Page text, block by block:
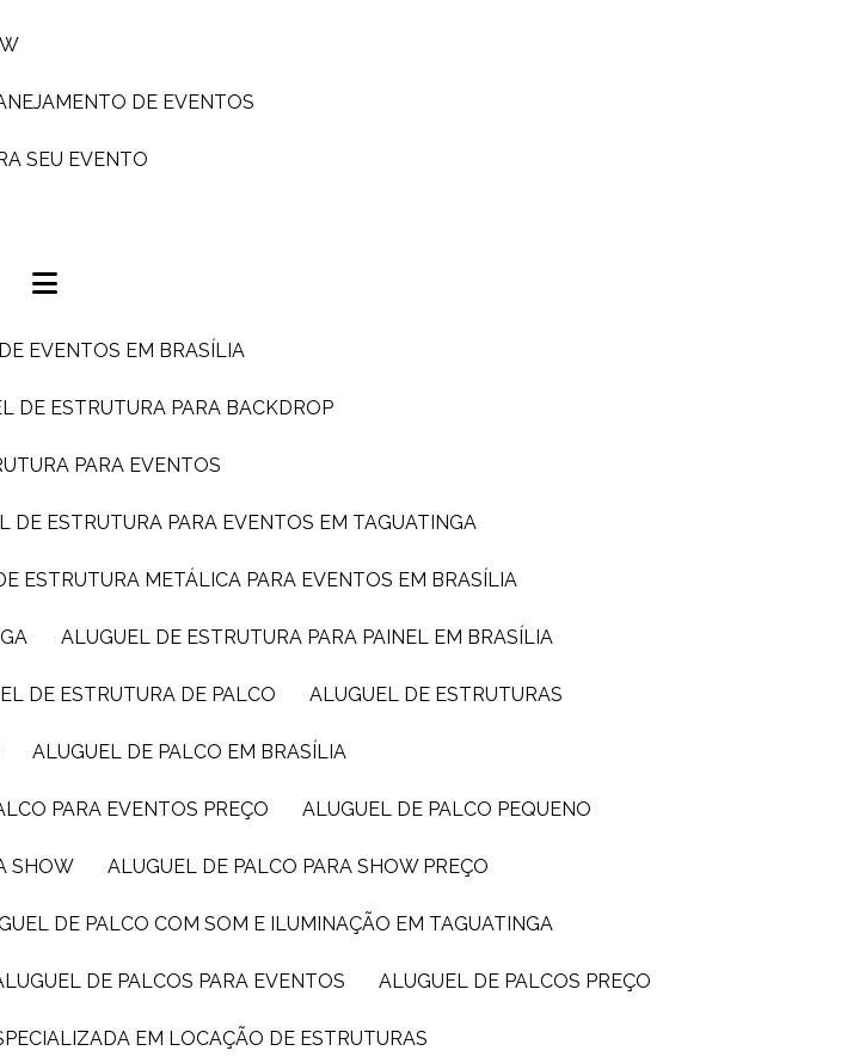
DE EVENTOS
SEU EVENTO
EVENTOS EM BRASÍLIA
DE ESTRUTURA PARA BACKDROP
PARA EVENTOS
DE ESTRUTURA PARA EVENTOS EM TAGUATINGA
ESTRUTURA METÁLICA PARA EVENTOS EM BRASÍLIA
ALUGUEL DE ESTRUTURA PARA PAINEL EM BRASÍLIA
DE ESTRUTURA DE PALCO ALUGUEL DE ESTRUTURAS
ALUGUEL DE PALCO EM BRASÍLIA
PARA EVENTOS PREÇO ALUGUEL DE PALCO PEQUENO
SHOW ALUGUEL DE PALCO PARA SHOW PREÇO
DE PALCO COM SOM E ILUMINAÇÃO EM TAGUATINGA
ALUGUEL DE PALCOS PARA EVENTOS ALUGUEL DE PALCOS PREÇO
EM LOCAÇÃO DE ESTRUTURAS